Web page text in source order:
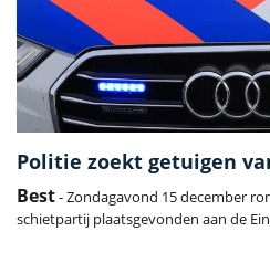
Politie zoekt getuigen
Best- Zondagavond 15 december
schietpartij plaatsgevonden aan de